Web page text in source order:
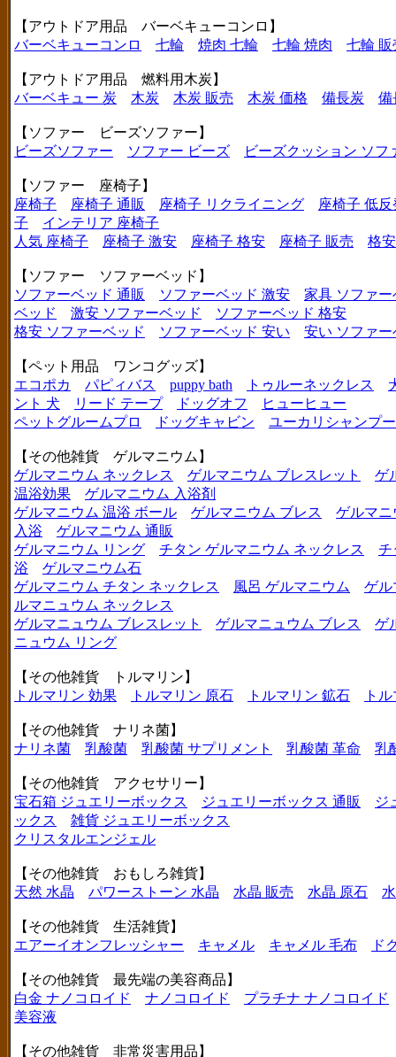
【アウトドア用品 バーベキューコンロ】
バーベキューコンロ
七輪 焼肉 七輪 七輪 焼肉 七輪 販
【アウトドア用品 燃料用木炭】
バーベキュー 炭
木炭 木炭 販売 木炭 価格 備長炭 備
【ソファー ビーズソファー】
ビーズソファー
ソファー ビーズ ビーズクッション ソフ
【ソファー 座椅子】
座椅子
座椅子 通販 座椅子 リクライニング
座椅子 低反
子
インテリア 座椅子
人気 座椅子
座椅子 激安 座椅子 格安 座椅子 販売 格
【ソファー ソファーベッド】
ソファーベッド 通販
ソファーベッド 激安
家具 ソファー
ベッド
激安 ソファーベッド
ソファーベッド 格安
格安 ソファーベッド
ソファーベッド 安い 安い ソファー
【ペット用品 ワンコグッズ】
エコポカ
パピィバス puppy bath トゥルーネックレス
ント 犬
リード テープ ドッグオフ
ヒューヒュー
ペットグルームプロ
ドッグキャビン ユーカリシャンプー
【その他雑貨 ゲルマニウム】
ゲルマニウム ネックレス
ゲルマニウム ブレスレット
ゲ
温浴効果
ゲルマニウム 入浴剤
ゲルマニウム 温浴 ボール
ゲルマニウム ブレス
ゲルマニ
入浴
ゲルマニウム 通販
ゲルマニウム リング
チタン ゲルマニウム ネックレス
チ
浴
ゲルマニウム石
ゲルマニウム チタン ネックレス
風呂 ゲルマニウム
ゲル
ルマニュウム ネックレス
ゲルマニュウム ブレスレット
ゲルマニュウム ブレス
ゲ
ニュウム リング
【その他雑貨 トルマリン】
トルマリン 効果
トルマリン 原石 トルマリン 鉱石 ト
【その他雑貨 ナリネ菌】
ナリネ菌
乳酸菌 乳酸菌 サプリメント 乳酸菌 革命 乳
【その他雑貨 アクセサリー】
宝石箱 ジュエリーボックス
ジュエリーボックス 通販
ジ
ックス
雑貨 ジュエリーボックス
クリスタルエンジェル
【その他雑貨 おもしろ雑貨】
天然 水晶
パワーストーン 水晶 水晶 販売 水晶 原石
【その他雑貨 生活雑貨】
エアーイオンフレッシャー
キャメル キャメル 毛布 ド
【その他雑貨 最先端の美容商品】
白金 ナノコロイド
ナノコロイド
プラチナ ナノコロイド
美容液
【その他雑貨 非常災害用品】